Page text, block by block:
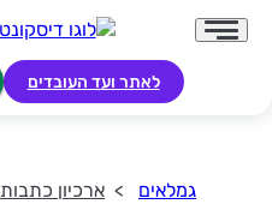
לאתר ועד העובדים
גמלאים ארכיון כתבות